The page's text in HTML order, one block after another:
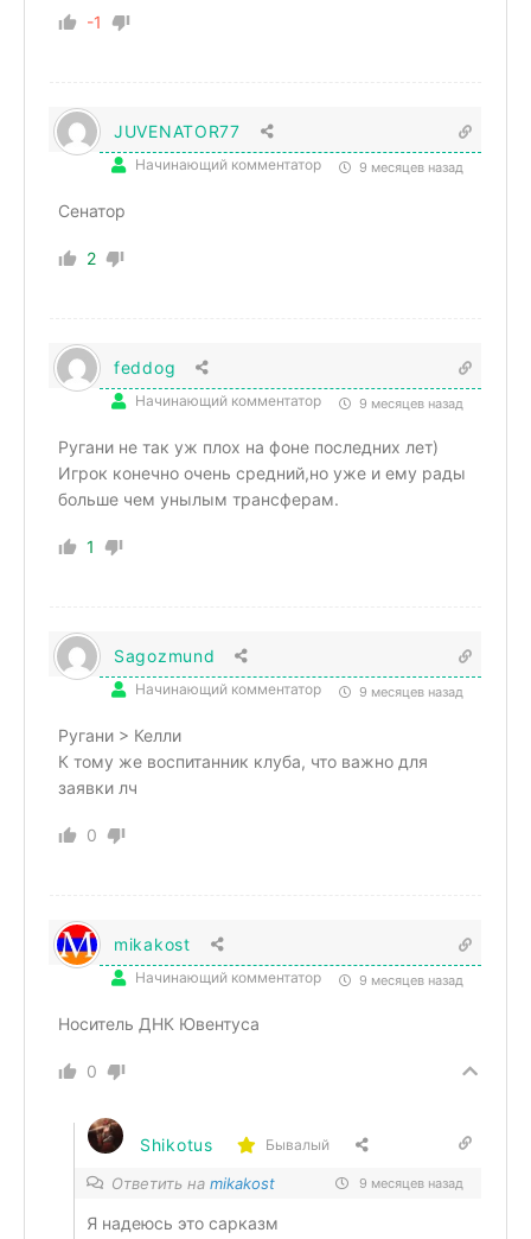
-1
JUVENATOR77
Начинающий комментатор 9 месяцев назад
Сенатор
2
feddog
Начинающий комментатор 9 месяцев назад
Ругани не так уж плох на фоне последних лет)
Игрок конечно очень средний,но уже и ему рады
больше чем унылым трансферам.
1
Sagozmund
Начинающий комментатор 9 месяцев назад
Ругани > Келли
К тому же воспитанник клуба, что важно для
заявки лч
0
mikakost
Начинающий комментатор 9 месяцев назад
Носитель ДНК Ювентуса
0
Shikotus Бывалый
Ответить на mikakost 9 месяцев назад
Я надеюсь это сарказм